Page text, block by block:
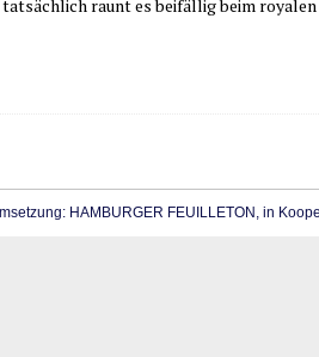
raunt es bei­fäl­lig beim
HAMBURGER FEUILLETON, in